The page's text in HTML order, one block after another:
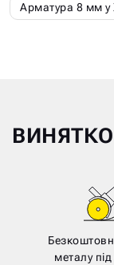
Арматура 8 мм у
металу під